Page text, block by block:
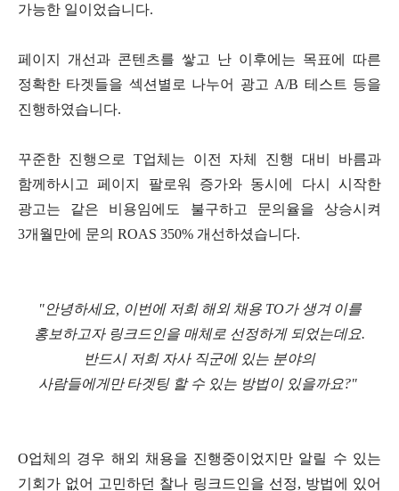
가능한 일이었습니다.
페이지 개선과 콘텐츠를 쌓고 난 이후에는 목표에 따른
정확한 타겟들을 섹션별로 나누어 광고 A/B 테스트 등을
진행하였습니다.
꾸준한 진행으로 T업체는 이전 자체 진행 대비 바름과
함께하시고 페이지 팔로워 증가와 동시에 다시 시작한
광고는 같은 비용임에도 불구하고 문의율을 상승시켜
3개월만에 문의 ROAS 350% 개선하셨습니다.
"안녕하세요, 이번에 저희 해외 채용TO가 생겨 이를
홍보하고자 링크드인을 매체로 선정하게 되었는데요.
반드시 저희 자사 직군에 있는 분야의
사람들에게만 타겟팅 할 수 있는 방법이 있을까요?"
O업체의 경우 해외 채용을 진행중이었지만 알릴 수 있는
기회가 없어 고민하던 찰나 링크드인을 선정, 방법에 있어